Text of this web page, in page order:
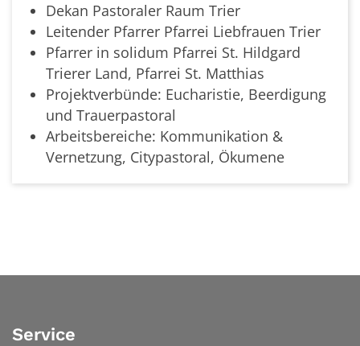
Dekan Pastoraler Raum Trier
Leitender Pfarrer Pfarrei Liebfrauen Trier
Pfarrer in solidum Pfarrei St. Hildgard
Trierer Land, Pfarrei St. Matthias
Projektverbünde: Eucharistie, Beerdigung
und Trauerpastoral
Arbeitsbereiche: Kommunikation &
Vernetzung, Citypastoral, Ökumene
Service